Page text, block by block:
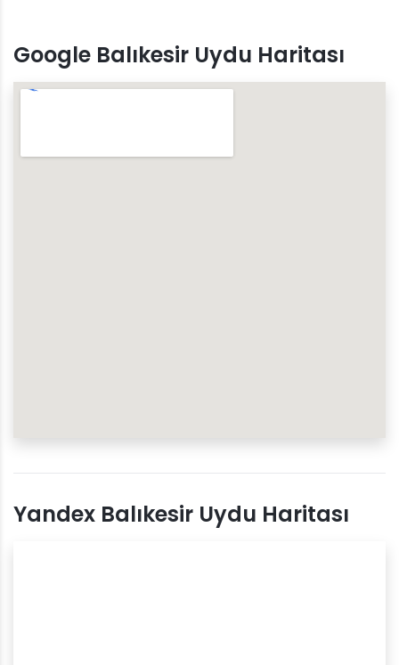
Google Balıkesir Uydu Haritası
Yandex Balıkesir Uydu Haritası